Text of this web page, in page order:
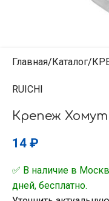
Главная Каталог
RUICHI
Крепеж Хомут
14 ₽
✅ В наличие в
дней, бесплатно.